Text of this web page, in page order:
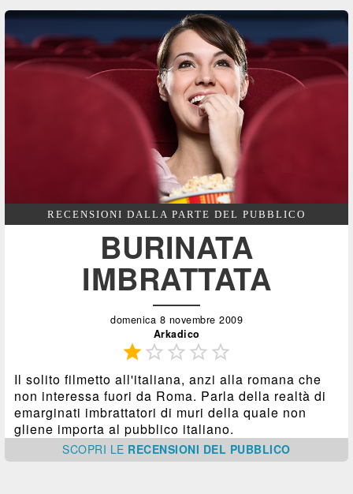
RECENSIONI DALLA PARTE DEL PUBBLICO
BURINATA
IMBRATTATA
domenica 8 novembre 2009
Arkadico
   
Il solito filmetto all'italiana, anzi alla romana che
non interessa fuori da Roma. Parla della realtà di
emarginati imbrattatori di muri della quale non
gliene importa al pubblico italiano.
SCOPRI LE RECENSIONI DEL PUBBLICO